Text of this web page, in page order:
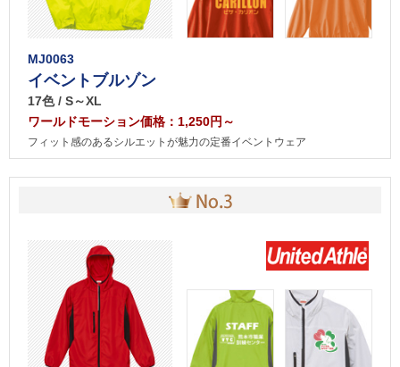
MJ0063
イベントブルゾン
17色 / S～XL
ワールドモーション価格：1,250円～
フィット感のあるシルエットが魅力の定番イベントウェア